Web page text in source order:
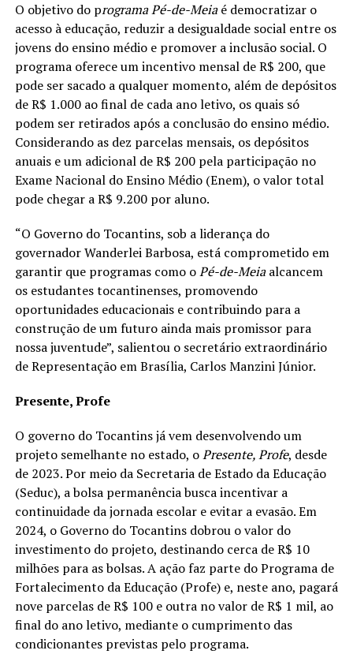
O objetivo do programa Pé-de-Meiaé democratizar o
acesso à educação, reduzir a desigualdade social entre os
jovens do ensino médio e promover a inclusão social. O
programa oferece um incentivo mensal de R$ 200, que
pode ser sacado a qualquer momento, além de depósitos
de R$ 1.000 ao final de cada ano letivo, os quais só
podem ser retirados após a conclusão do ensino médio.
Considerando as dez parcelas mensais, os depósitos
anuais e um adicional de R$ 200 pela participação no
Exame Nacional do Ensino Médio (Enem), o valor total
pode chegar a R$ 9.200 por aluno.
“O Governo do Tocantins, sob a liderança do
governador Wanderlei Barbosa, está comprometido em
garantir que programas como oPé-de-Meiaalcancem
os estudantes tocantinenses, promovendo
oportunidades educacionais e contribuindo para a
construção de um futuro ainda mais promissor para
nossa juventude”, salientou o secretário extraordinário
de Representação em Brasília, Carlos Manzini Júnior.
Presente, Profe
O governo do Tocantins já vem desenvolvendo um
projeto semelhante no estado, oPresente, Profe, desde
de 2023. Por meio da Secretaria de Estado da Educação
(Seduc), a bolsa permanência busca incentivar a
continuidade da jornada escolar e evitar a evasão. Em
2024, o Governo do Tocantins dobrou o valor do
investimento do projeto, destinando cerca de R$ 10
milhões para as bolsas. A ação faz parte do Programa de
Fortalecimento da Educação (Profe) e, neste ano, pagará
nove parcelas de R$ 100 e outra no valor de R$ 1 mil, ao
final do ano letivo, mediante o cumprimento das
condicionantes previstas pelo programa.